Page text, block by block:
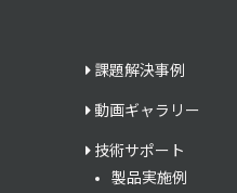
課題解決事例
動画ギャラリー
技術サポート
製品実施例